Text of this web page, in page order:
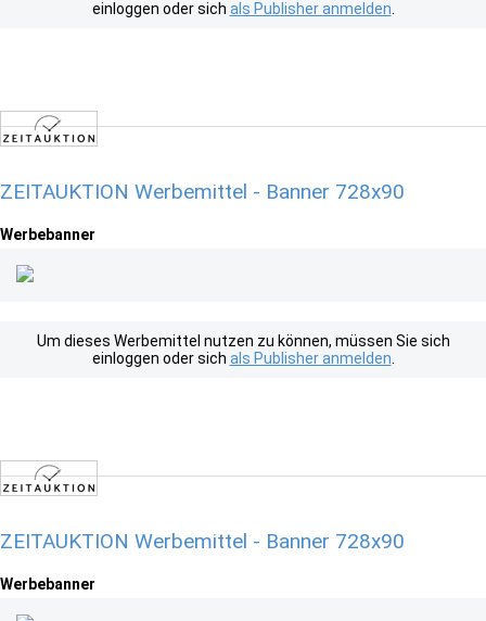
einloggen oder sich als Publisher anmelden
ZEITAUKTION Werbemittel - Banner 728x90
Werbebanner
Um dieses Werbemittel nutzen zu können, müssen Sie sich
einloggen oder sich als Publisher anmelden
ZEITAUKTION Werbemittel - Banner 728x90
Werbebanner